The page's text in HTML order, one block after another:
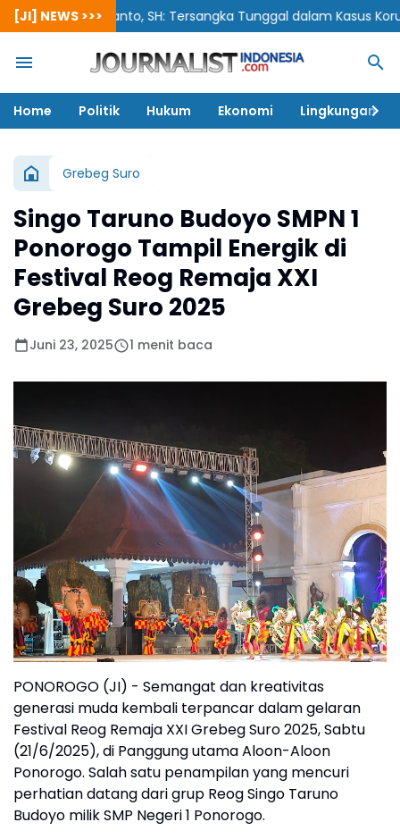
[JI] NEWS >>>
Siswanto, SH: Tersangka Tunggal dalam Kasus Korupsi
Home Politik Hukum Ekonomi Lingkungan
Grebeg Suro
Singo Taruno Budoyo SMPN 1
Ponorogo Tampil Energik di
Festival Reog Remaja XXI
Grebeg Suro 2025
Juni 23, 2025 1 menit baca
PONOROGO (JI) - Semangat dan kreativitas
generasi muda kembali terpancar dalam gelaran
Festival Reog Remaja XXI Grebeg Suro 2025, Sabtu
(21/6/2025), di Panggung utama Aloon-Aloon
Ponorogo. Salah satu penampilan yang mencuri
perhatian datang dari grup Reog Singo Taruno
Budoyo milik SMP Negeri 1 Ponorogo.